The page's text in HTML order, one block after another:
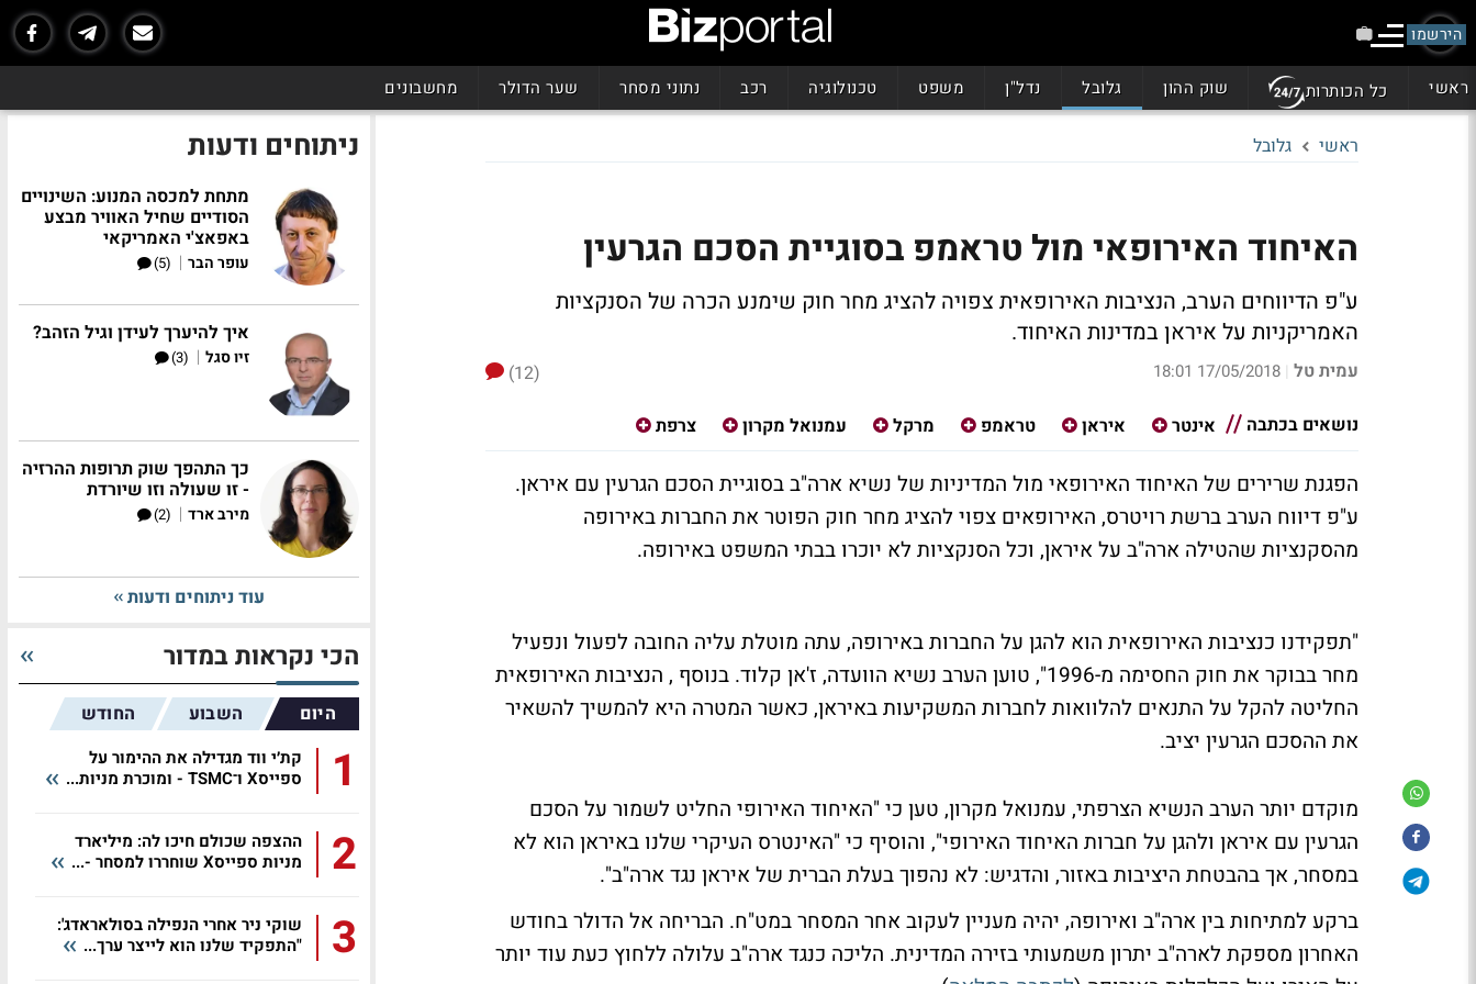
הירשמו
ראשי כל הכותרות שוק ההון גלובל נדל"ן משפט טכנולוגיה רכב נתוני מסחר שער הדולר מחשבונים
ראשי גלובל
האיחוד האירופאי מול טראמפ בסוגיית הסכם הגרעין
ע"פ הדיווחים הערב, הנציבות האירופאית צפויה להציג מחר חוק שימנע הכרה של הסנקציות
האמריקניות על איראן במדינות האיחוד.
עמית טל |
17/05/2018 18:01
(12)
נושאים בכתבה
אינטר איראן טראמפ מרקל עמנואל מקרון צרפת
הפגנת שרירים של האיחוד האירופאי מול המדיניות של נשיא ארה"ב בסוגיית הסכם הגרעין עם איראן.
ע"פ דיווח הערב ברשת רויטרס, האירופאים צפוי להציג מחר חוק הפוטר את החברות באירופה
מהסקנציות שהטילה ארה"ב על איראן, וכל הסנקציות לא יוכרו בבתי המשפט באירופה.
"תפקידנו כנציבות האירופאית הוא להגן על החברות באירופה, עתה מוטלת עליה החובה לפעול ונפעיל
מחר בבוקר את חוק החסימה מ-1996", טוען הערב נשיא הוועדה, ז'אן קלוד. בנוסף , הנציבות האירופאית
החליטה להקל על התנאים להלוואות לחברות המשקיעות באיראן, כאשר המטרה היא להמשיך להשאיר
את ההסכם הגרעין יציב.
מוקדם יותר הערב הנשיא הצרפתי, עמנואל מקרון, טען כי "האיחוד האירופי החליט לשמור על הסכם
הגרעין עם איראן ולהגן על חברות האיחוד האירופי", והוסיף כי "האינטרס העיקרי שלנו באיראן הוא לא
במסחר, אך בהבטחת היציבות באזור, והדגיש: לא נהפוך בעלת הברית של איראן נגד ארה"ב".
ברקע למתיחות בין ארה"ב ואירופה, יהיה מעניין לעקוב אחר המסחר במט"ח. הבריחה אל הדולר בחודש
האחרון מספקת לארה"ב יתרון משמעותי בזירה המדינית. הליכה כנגד ארה"ב עלולה ללחוץ כעת עוד יותר
ניתוחים ודעות
מתחת למכסה המנוע: השינויים
הסודיים שחיל האוויר מבצע
באפאצ'י האמריקאי
עופר הבר |
(5)
איך להיערך לעידן וגיל הזהב?
זיו סגל |
(3)
כך התהפך שוק תרופות ההרזיה
- זו שעולה וזו שיורדת
מירב ארד |
(2)
עוד ניתוחים ודעות
הכי נקראות במדור
היום השבוע החודש
1
קת׳י ווד מגדילה את ההימור על
ספייסX ו־TSMC - ומוכרת מניות...
2
ההצפה שכולם חיכו לה: מיליארד
מניות ספייסX שוחררו למסחר -...
3
שוקי ניר אחרי הנפילה בסולאראדג':
"התפקיד שלנו הוא לייצר ערך...